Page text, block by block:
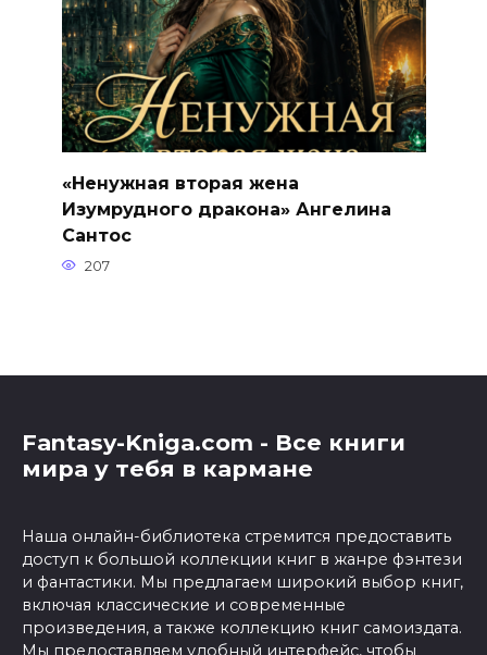
«Ненужная вторая жена
Изумрудного дракона» Ангелина
Сантос
207
Fantasy-Kniga.com - Все книги
мира у тебя в кармане
Наша онлайн-библиотека стремится предоставить
доступ к большой коллекции книг в жанре фэнтези
и фантастики. Мы предлагаем широкий выбор книг,
включая классические и современные
произведения, а также коллекцию книг самоиздата.